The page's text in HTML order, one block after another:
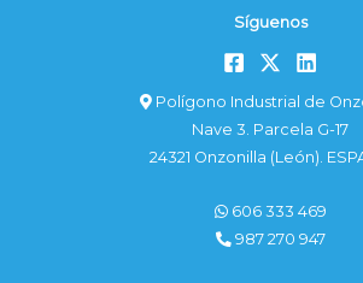
Síguenos
Polígono Industrial de
Nave 3. Parcela G-17
24321 Onzonilla (León).
606 333 469
987 270 947